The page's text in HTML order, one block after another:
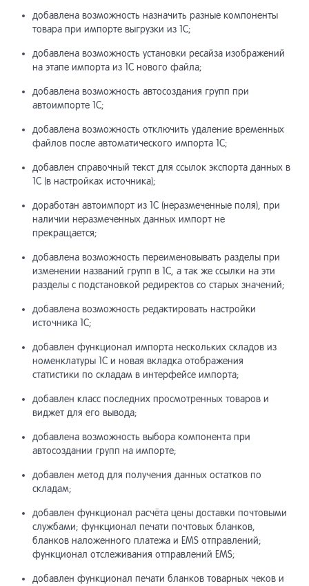
добавлена возможность назначить разные компоненты
товара при импорте выгрузки из 1С;
добавлена возможность установки ресайза изображений
на этапе импорта из 1С нового файла;
добавлена возможность автосоздания групп при
автоимпорте 1С;
добавлена возможность отключить удаление временных
файлов после автоматического импорта 1С;
добавлен справочный текст для ссылок экспорта данных в
1С (в настройках источника);
доработан автоимпорт из 1С (неразмеченные поля), при
наличии неразмеченных данных импорт не
прекращается;
добавлена возможность переименовывать разделы при
изменении названий групп в 1С, а так же ссылки на эти
разделы с подстановкой редиректов со старых значений;
добавлена возможность редактировать настройки
источника 1С;
добавлен функционал импорта нескольких складов из
номенклатуры 1С и новая вкладка отображения
статистики по складам в интерфейсе импорта;
добавлен класс последних просмотренных товаров и
виджет для его вывода;
добавлена возможность выбора компонента при
автосоздании групп на импорте;
добавлен метод для получения данных остатков по
складам;
добавлен функционал расчёта цены доставки почтовыми
службами; функционал печати почтовых бланков,
бланков наложенного платежа и EMS отправлений;
функционал отслеживания отправлений EMS;
добавлен функционал печати бланков товарных чеков и